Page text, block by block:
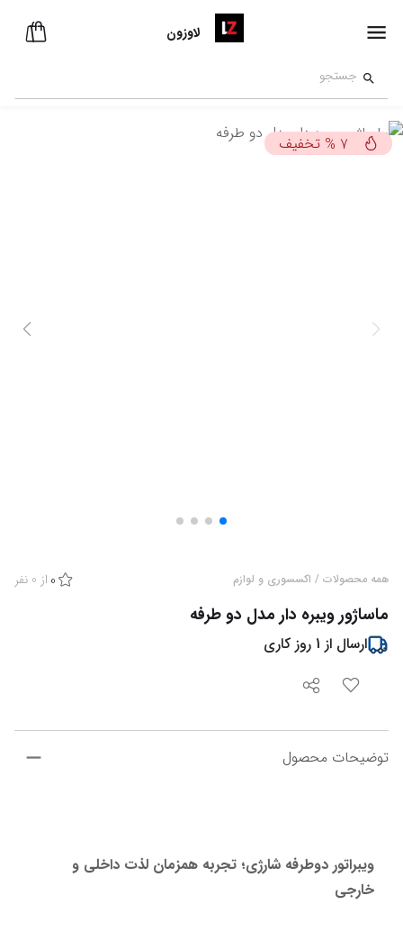
لاوزون
7
% تخفیف
همه محصولات / اکسسوری و لوازم 0 از 0 نفر
ماساژور ویبره دار مدل دو طرفه
ارسال از 1 روز کاری
توضیحات محصول
خارجی